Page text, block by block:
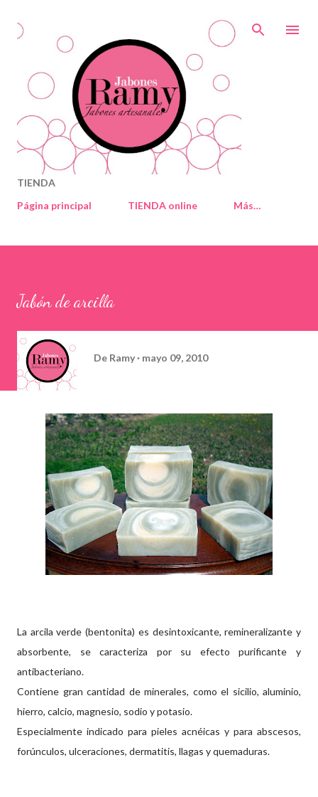
TIENDA
Página principal
TIENDA online Más…
Jabón de arcilla
De Ramy mayo 09, 2010
La arcila verde (bentonita) es desintoxicante, remineralizante y
absorbente, se caracteriza por su efecto purificante y
antibacteriano.
Contiene gran cantidad de minerales, como el sicilio, aluminio,
hierro, calcio, magnesio, sodio y potasio.
Especialmente indicado para pieles acnéicas y para abscesos,
forúnculos, ulceraciones, dermatitis, llagas y quemaduras.